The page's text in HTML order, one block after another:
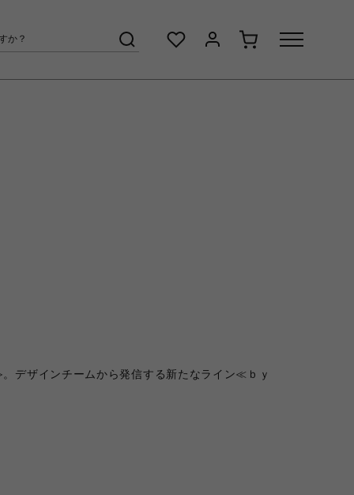
デザインチームから発信する新たなライン≪ｂｙ